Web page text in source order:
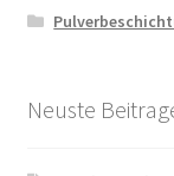
Neuste